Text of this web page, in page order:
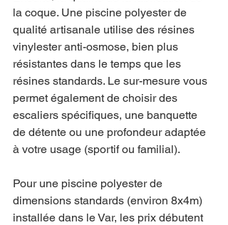
la coque. Une piscine polyester de
qualité artisanale utilise des résines
vinylester anti-osmose, bien plus
résistantes dans le temps que les
résines standards. Le sur-mesure vous
permet également de choisir des
escaliers spécifiques, une banquette
de détente ou une profondeur adaptée
à votre usage (sportif ou familial).
Pour une piscine polyester de
dimensions standards (environ 8x4m)
installée dans le Var, les prix débutent